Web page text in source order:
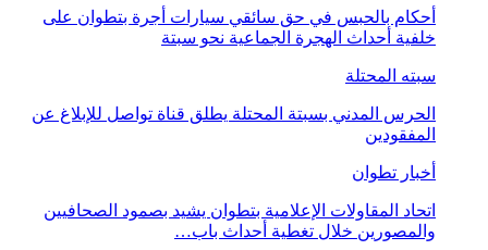
أحكام بالحبس في حق سائقي سيارات أجرة بتطوان على
خلفية أحداث الهجرة الجماعية نحو سبتة
سبته المحتلة
الحرس المدني بسبتة المحتلة يطلق قناة تواصل للإبلاغ عن
المفقودين
أخبار تطوان
اتحاد المقاولات الإعلامية بتطوان يشيد بصمود الصحافيين
والمصورين خلال تغطية أحداث باب…